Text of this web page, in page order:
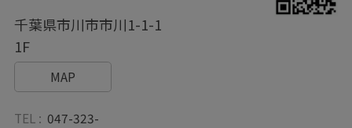
千葉県市川市市川1-1-1
1F
MAP
TEL : 047-323-